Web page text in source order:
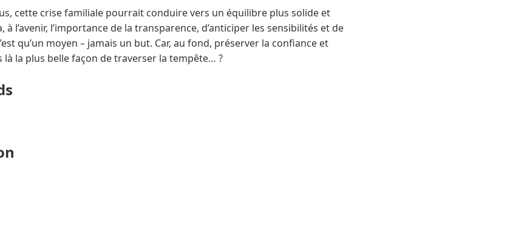
cette crise familiale pourrait conduire vers un équilibre plus solide et
l’avenir, l’importance de la transparence, d’anticiper les sensibilités et de
qu’un moyen – jamais un but. Car, au fond, préserver la confiance et
là la plus belle façon de traverser la tempête… ?